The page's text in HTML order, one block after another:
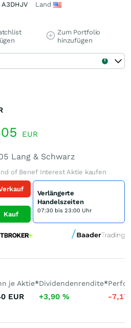
A3DHJV Land
Zum Portfolio
hinzufügen
EUR
Lang & Schwarz
of Benef Interest Aktie kaufen
Kauf
Verlängerte
Handelszeiten
07:30 bis 23:00 Uhr
je Aktie*
EUR
Dividendenrendite*
+3,90 % -7,17